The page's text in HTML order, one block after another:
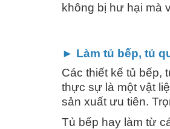
không bị hư hại mà
► Làm tủ bếp, tủ
Các thiết kế tủ bếp,
thực sự là một vật
sản xuất ưu tiên.
Tủ bếp hay làm từ